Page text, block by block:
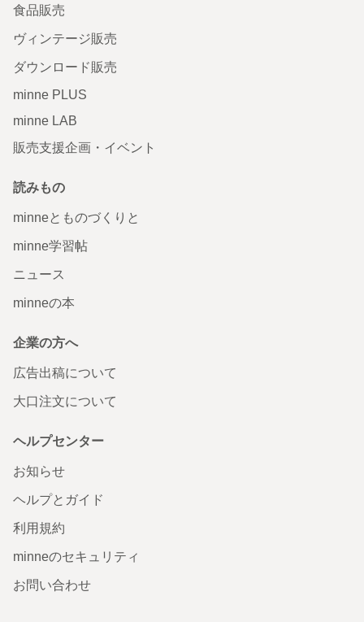
食品販売
ヴィンテージ販売
ダウンロード販売
minne PLUS
minne LAB
販売支援企画・イベント
読みもの
minneとものづくりと
minne学習帖
ニュース
minneの本
企業の方へ
広告出稿について
大口注文について
ヘルプセンター
お知らせ
ヘルプとガイド
利用規約
minneのセキュリティ
お問い合わせ